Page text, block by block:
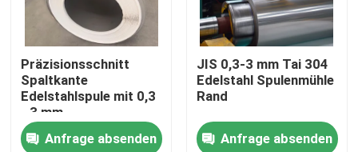
Präzisionsschnitt
Spaltkante
Edelstahlspule mit 0,3
- 3 mm
Anfrage absenden
JIS 0,3-3 mm Tai 304
Edelstahl Spulenmühle
Rand
Anfrage absenden